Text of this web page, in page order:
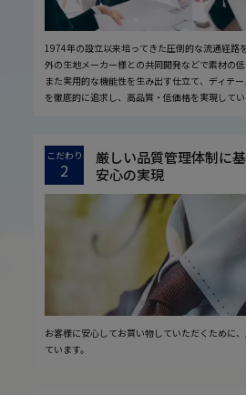
1974年の設立以来培ってきた圧倒的な流通経路
外の生地メーカー様との共同開発などで素材の
また実用的な機能性を生み出す仕立て、ディテ
を徹底的に追求し、高品質・低価格を実現して
こだわり
2
厳しい品質管理体制に
安心の実現
お客様に安心してお買い物していただくために
ています。